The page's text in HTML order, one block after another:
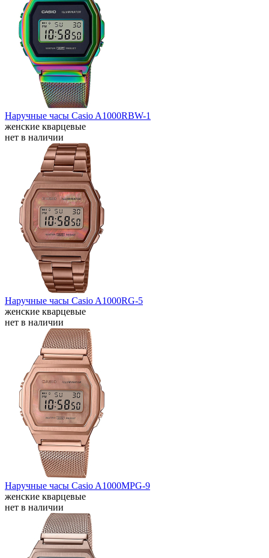
Наручные часы Casio A1000RBW-1
женские кварцевые
нет в наличии
Наручные часы Casio A1000RG-5
женские кварцевые
нет в наличии
Наручные часы Casio A1000MPG-9
женские кварцевые
нет в наличии